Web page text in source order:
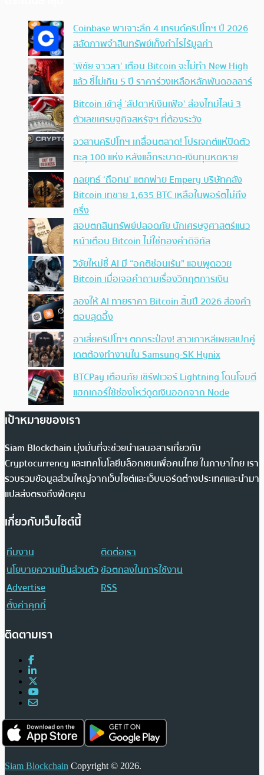
Coinbase พาเจาะลึก 4 เทรนด์คริปโทฯ ปี 2026
สลัดภาพจำสินทรัพย์เก็งกำไรไร้มูลค่า
‘พิชัย จาวลา’ เตือน Bitcoin จะไม่ทำ New High
แล้ว ชี้ไม่เกิน 5 ปี ราคาร่วงเหลือหลักพันดอลลาร์
Bitcoin เข้าสู่ ‘สัปดาห์เงินเฟ้อ’ ส่องไทม์ไลน์ 3
ตัวเลขเศรษฐกิจสหรัฐฯ ที่ต้องระวัง
อวสานคริปโทฯ เกลื่อนตลาด! โปรเจกต์แห่ปิดตัว
ทะลุ 100 แห่ง หลังแฮ็กระบาด-เงินทุนหดหาย
กลยุทธ์ ‘ถือทน’ แตกพ่าย Empery บริษัทคลัง
Bitcoin เทขาย 1,635 BTC เหลือในพอร์ตไม่ถึง
ครึ่ง
สอบตกสินทรัพย์ปลอดภัย นักเศรษฐศาสตร์แนว
หน้าเตือน Bitcoin ไม่ใช่ทองคำดิจิทัล
วิจัยใหม่ชี้ AI มี “อคติซ่อนเร้น” แอบพูดอวย
Bitcoin เมื่อเจอคำถามเรื่องวิกฤตการเงิน
ลองให้ AI ทายราคา Bitcoin สิ้นปี 2026 ส่องคำ
ตอบสุดอึ้ง
อาเสี่ยคริปโทฯ ตกกระป๋อง! สาวเกาหลีเผยสเปกคู่
เดตต้องทำงานใน Samsung-SK Hynix
BTCPay เตือนภัย เซิร์ฟเวอร์ Lightning โดนโจมตี
แฮกเกอร์ใช้ช่องโหว่ดูดเงินออกจาก Node
เป้าหมายของเรา
Siam Blockchain มุ่งมั่นที่จะช่วยนำเสนอสารเกี่ยวกับ
Cryptocurrency และเทคโนโลยีบล็อกเชนเพื่อคนไทย ในภาษาไทย เรา
รวบรวมข้อมูลส่วนใหญ่จากเว็บไซต์และเว็บบอร์ดต่างประเทศและนำมา
แปลส่งตรงถึงฟีดคุณ
เกี่ยวกับเว็บไซต์นี้
ทีมงาน
ติดต่อเรา
นโยบายความเป็นส่วนตัวข้อตกลงในการใช้งาน
Advertise
RSS
ตั้งค่าคุกกี้
ติดตามเรา
Siam Blockchain Copyright © 2026.